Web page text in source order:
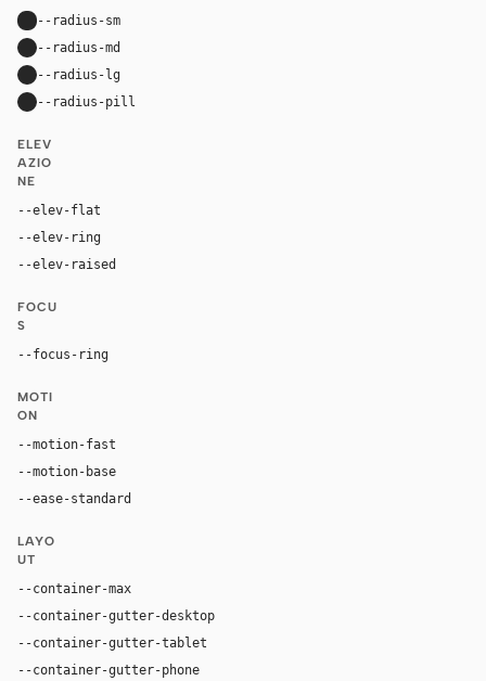
--radius-sm
--radius-md
--radius-lg
--radius-pill
ELEV
AZIO
NE
--elev-flat
--elev-ring
--elev-raised
FOCU
S
--focus-ring
MOTI
ON
--motion-fast
--motion-base
--ease-standard
LAYO
UT
--container-max
--container-gutter-desktop
--container-gutter-tablet
--container-gutter-phone